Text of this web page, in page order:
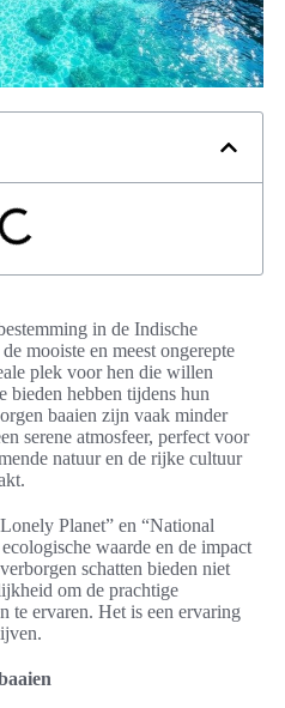
in de Indische
mooiste en meest ongerepte
plek voor hen die willen
bieden hebben tijdens hun
baaien zijn vaak minder
serene atmosfeer, perfect voor
natuur en de rijke cultuur
Planet” en “National
waarde en de impact
schatten bieden niet
om de prachtige
te ervaren. Het is een ervaring